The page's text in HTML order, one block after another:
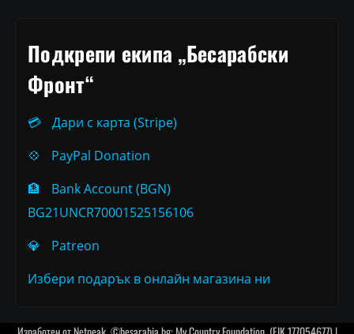
Подкрепи екипа „Бесарабски
Фронт“
💳
Дари с карта (Stripe)
💠
PayPal Donation
🏦
Bank Account (BGN)
BG21UNCR70001525156106
💎
Patreon
Избери подарък в онлайн магазина ни